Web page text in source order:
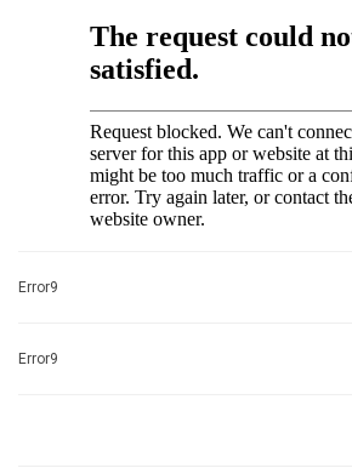
Error9
Error9